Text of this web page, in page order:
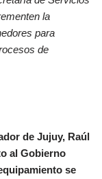
la
para
de
de Jujuy, Raúl
al Gobierno
se